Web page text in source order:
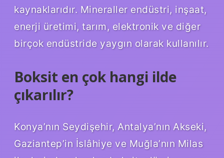
kaynaklarıdır. Mineraller endüstri, inşaat,
enerji üretimi, tarım, elektronik ve diğer
birçok endüstride yaygın olarak kullanılır.
Boksit en çok hangi ilde
çıkarılır?
Konya’nın Seydişehir, Antalya’nın Akseki,
Gaziantep’in İslâhiye ve Muğla’nın Milas